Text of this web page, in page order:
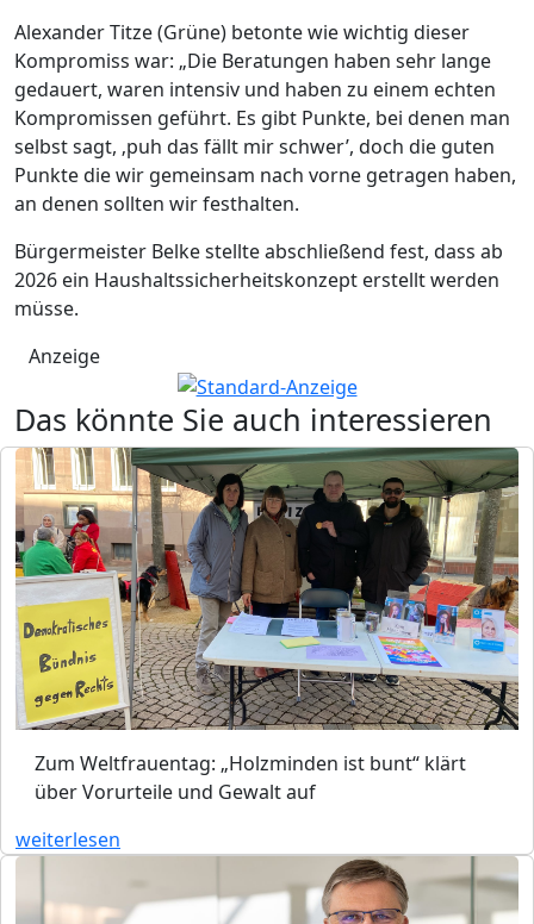
Alexander Titze (Grüne) betonte wie wichtig dieser
Kompromiss war: „Die Beratungen haben sehr lange
gedauert, waren intensiv und haben zu einem echten
Kompromissen geführt. Es gibt Punkte, bei denen man
selbst sagt, ‚puh das fällt mir schwer’, doch die guten
Punkte die wir gemeinsam nach vorne getragen haben,
an denen sollten wir festhalten.
Bürgermeister Belke stellte abschließend fest, dass ab
2026 ein Haushaltssicherheitskonzept erstellt werden
müsse.
Anzeige
Das könnte Sie auch interessieren
Zum Weltfrauentag: „Holzminden ist bunt“ klärt
über Vorurteile und Gewalt auf
weiterlesen